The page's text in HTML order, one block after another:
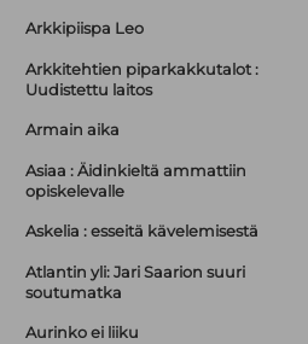
Arkkipiispa Leo
Arkkitehtien piparkakkutalot :
Uudistettu laitos
Armain aika
Asiaa : Äidinkieltä ammattiin
opiskelevalle
Askelia : esseitä kävelemisestä
Atlantin yli: Jari Saarion suuri
soutumatka
Aurinko ei liiku